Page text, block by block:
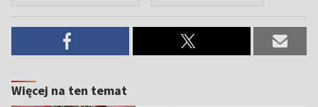
Więcej na ten temat